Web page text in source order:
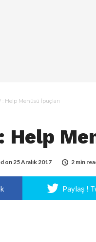
: Help Menüsü İpuçları
Help
on25 Aralık 2017 2 min
Paylaş !